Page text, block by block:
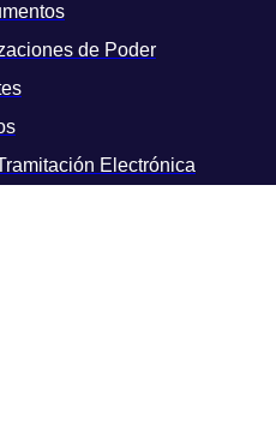
de Poder
Electrónica